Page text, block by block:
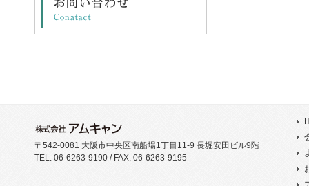
〒542-0081 大阪市中央区南船場1丁目11-9 長堀安田ビル9階
TEL: 06-6263-9190 / FAX: 06-6263-9195